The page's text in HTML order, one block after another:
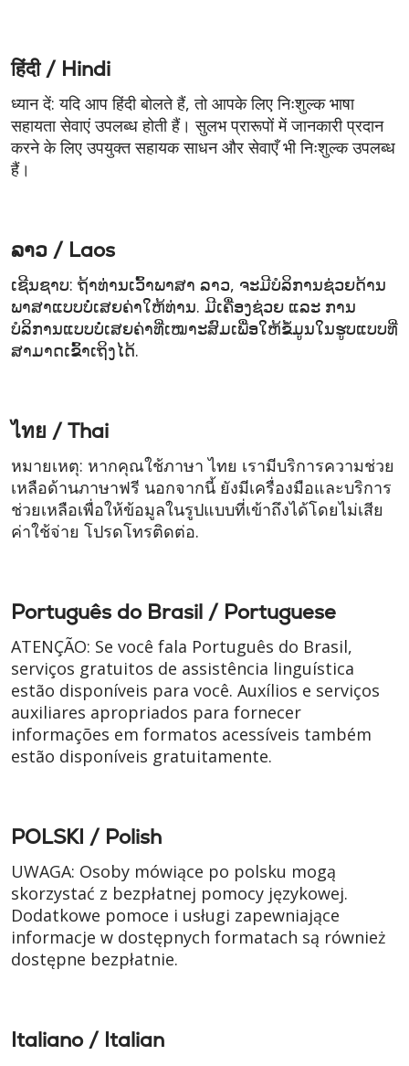
हिंदी / Hindi
ध्यान दें: यदि आप हिंदी बोलते हैं, तो आपके लिए निःशुल्क भाषा
सहायता सेवाएं उपलब्ध होती हैं। सुलभ प्रारूपों में जानकारी प्रदान
करने के लिए उपयुक्त सहायक साधन और सेवाएँ भी निःशुल्क उपलब्ध
हैं।
ລາວ / Laos
ເຊີນຊາບ: ຖ້າທ່ານເວົ້າພາສາ ລາວ, ຈະມີບໍລິການຊ່ວຍດ້ານ
ພາສາແບບບໍ່ເສຍຄ່າໃຫ້ທ່ານ. ມີເຄື່ອງຊ່ວຍ ແລະ ການ
ບໍລິການແບບບໍ່ເສຍຄ່າທີ່ເໝາະສົມເພື່ອໃຫ້ຂໍ້ມູນໃນຮູບແບບທີ່
ສາມາດເຂົ້າເຖິງໄດ້.
ไทย / Thai
หมายเหตุ: หากคุณใช้ภาษา ไทย เรามีบริการความช่วย
เหลือด้านภาษาฟรี นอกจากนี้ ยังมีเครื่องมือและบริการ
ช่วยเหลือเพื่อให้ข้อมูลในรูปแบบที่เข้าถึงได้โดยไม่เสีย
ค่าใช้จ่าย โปรดโทรติดต่อ.
Português do Brasil / Portuguese
ATENÇÃO: Se você fala Português do Brasil,
serviços gratuitos de assistência linguística
estão disponíveis para você. Auxílios e serviços
auxiliares apropriados para fornecer
informações em formatos acessíveis também
estão disponíveis gratuitamente.
POLSKI / Polish
UWAGA: Osoby mówiące po polsku mogą
skorzystać z bezpłatnej pomocy językowej.
Dodatkowe pomoce i usługi zapewniające
informacje w dostępnych formatach są również
dostępne bezpłatnie.
Italiano / Italian